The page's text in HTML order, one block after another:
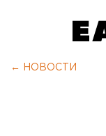
← НОВОСТИ